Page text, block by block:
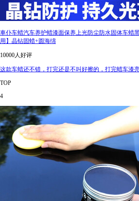
車仆车蜡汽车养护蜡漆面保养上光防尘防水固体车蜡
用】晶钻固蜡+圆海绵
10000人好评
这款车蜡还不错，打完还是不叫好擦的，打完蜡车漆
TOP
4